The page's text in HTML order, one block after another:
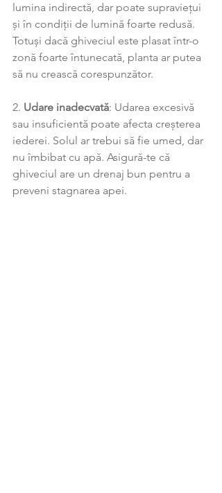
lumina indirectă, dar poate supraviețui
și în condiții de lumină foarte redusă.
Totuși dacă ghiveciul este plasat într-o
zonă foarte întunecată, planta ar putea
să nu crească corespunzător.
2. Udare inadecvată: Udarea excesivă
sau insuficientă poate afecta creșterea
iederei. Solul ar trebui să fie umed, dar
nu îmbibat cu apă. Asigură-te că
ghiveciul are un drenaj bun pentru a
preveni stagnarea apei.